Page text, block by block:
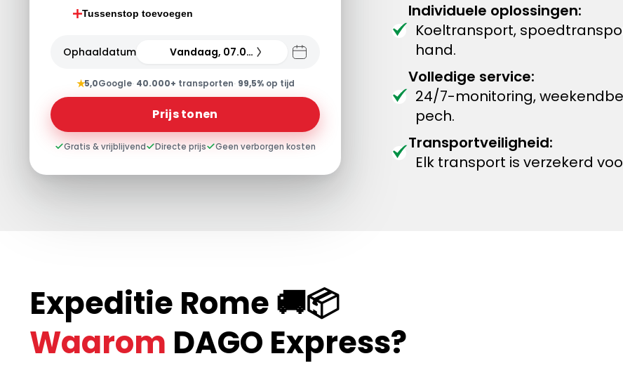
Tussenstop toevoegen
Ophaaldatum Vandaag, 07.08.26
★5,0Google· 40.000+ transporten· 99,5%op tijd
Prijs tonen
Gratis & vrijblijvend Directe prijs Geen verborgen kosten
Individuele oplossingen:
Koeltransport,
hand.
Volledige service:
24/7-monitoring,
pech.
Transportveiligheid:
Elk transport is verzekerd
Expeditie Rome 🚚📦
Waarom DAGO Express?